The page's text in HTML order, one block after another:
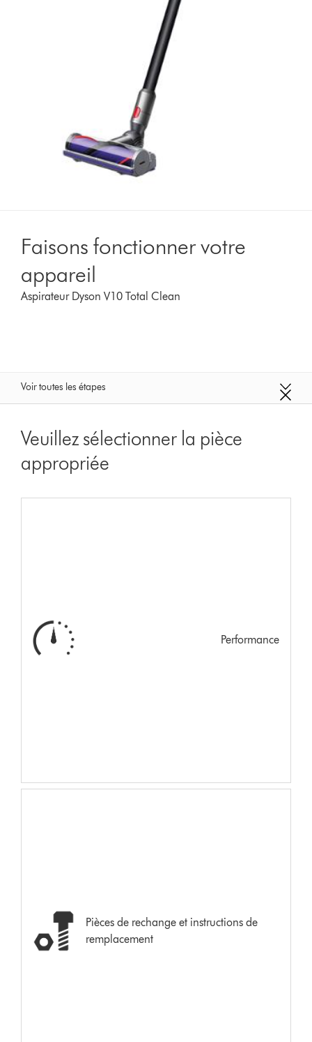
Faisons fonctionner votre
appareil
Aspirateur Dyson V10 Total Clean
Voir toutes les étapes
Veuillez sélectionner la pièce
appropriée
Performance
Pièces de rechange et instructions de
remplacement